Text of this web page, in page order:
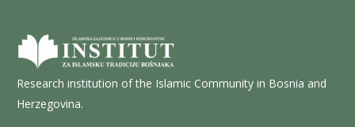
Research institution of the Islamic Community in Bosnia and
Herzegovina.